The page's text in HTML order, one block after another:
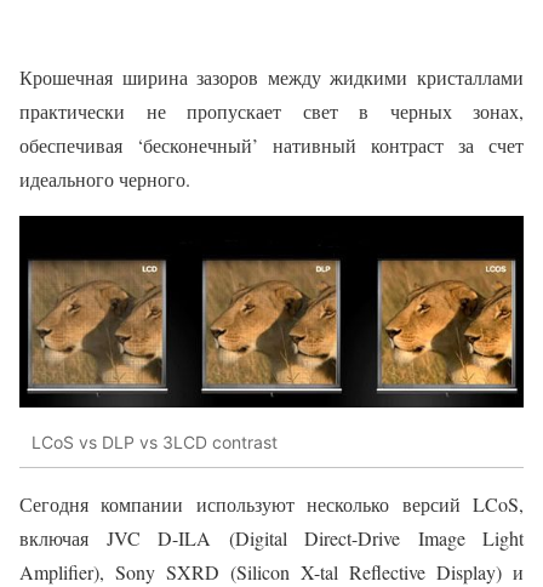
Крошечная ширина зазоров между жидкими кристаллами
практически не пропускает свет в черных зонах,
обеспечивая ‘бесконечный’ нативный контраст за счет
идеального черного.
LCoS vs DLP vs 3LCD contrast
Сегодня компании используют несколько версий LCoS,
включая JVC D-ILA (Digital Direct-Drive Image Light
Amplifier), Sony SXRD (Silicon X-tal Reflective Display) и